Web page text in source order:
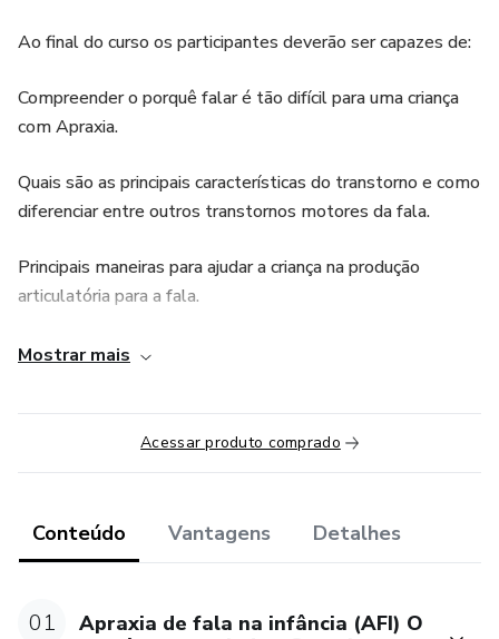
Ao final do curso os participantes deverão ser capazes de:
Compreender o porquê falar é tão difícil para uma criança
com Apraxia.
Quais são as principais características do transtorno e como
diferenciar entre outros transtornos motores da fala.
Principais maneiras para ajudar a criança na produção
articulatória para a fala.
Conteúdo:
Desenvolvimento da linguagem: Qual é o esperado?
O que é Apraxia de Fala na Infância e quais os sinais?
Como podemos ajudar em casa e na escola?
Mostrar mais
Acessar produto comprado
Conteúdo Vantagens Detalhes
01
Apraxia de fala na infância (AFI) O